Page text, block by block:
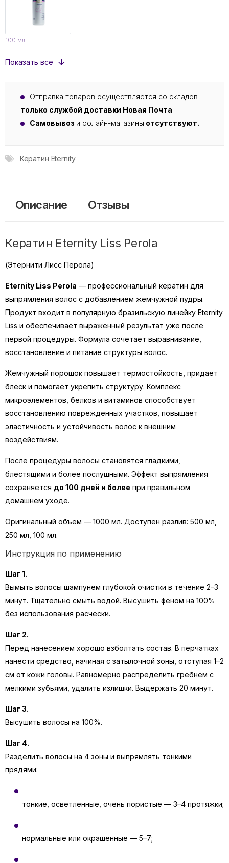
100 мл
Показать все
Отправка товаров осуществляется со складов
только службой доставки Новая Почта.
Самовывоз и офлайн-магазины отсутствуют.
Кератин Eternity
Описание Отзывы
Кератин Eternity Liss Perola
(Этернити Лисс Перола)
Eternity Liss Perola — профессиональный кератин для
выпрямления волос с добавлением жемчужной пудры.
Продукт входит в популярную бразильскую линейку Eternity
Liss и обеспечивает выраженный результат уже после
первой процедуры. Формула сочетает выравнивание,
восстановление и питание структуры волос.
Жемчужный порошок повышает термостойкость, придает
блеск и помогает укрепить структуру. Комплекс
микроэлементов, белков и витаминов способствует
восстановлению поврежденных участков, повышает
эластичность и устойчивость волос к внешним
воздействиям.
После процедуры волосы становятся гладкими,
блестящими и более послушными. Эффект выпрямления
сохраняется до 100 дней и более при правильном
домашнем уходе.
Оригинальный объем — 1000 мл. Доступен разлив: 500 мл,
250 мл, 100 мл.
Инструкция по применению
Шаг 1.
Вымыть волосы шампунем глубокой очистки в течение 2–3
минут. Тщательно смыть водой. Высушить феном на 100%
без использования расчески.
Шаг 2.
Перед нанесением хорошо взболтать состав. В перчатках
нанести средство, начиная с затылочной зоны, отступая 1–2
см от кожи головы. Равномерно распределить гребнем с
мелкими зубьями, удалить излишки. Выдержать 20 минут.
Шаг 3.
Высушить волосы на 100%.
Шаг 4.
Разделить волосы на 4 зоны и выпрямлять тонкими
прядями:
тонкие, осветленные, очень пористые — 3–4 протяжки;
нормальные или окрашенные — 5–7;